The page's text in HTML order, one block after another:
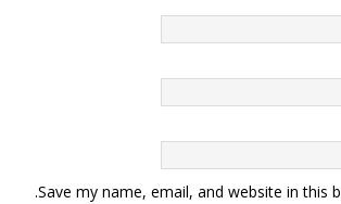
Save my name, email, and website in this